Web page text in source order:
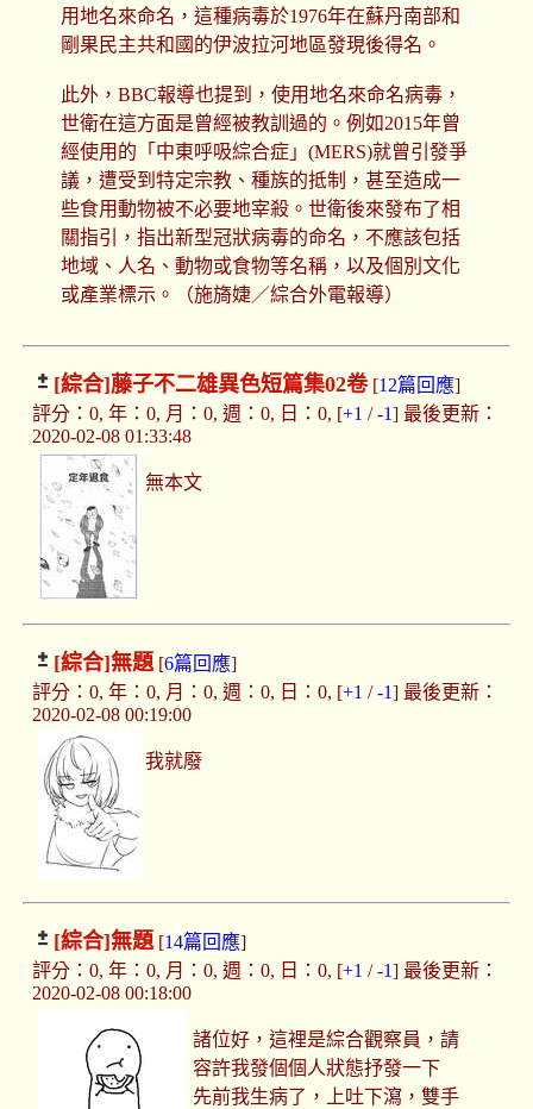
用地名來命名，這種病毒於1976年在蘇丹南部和
剛果民主共和國的伊波拉河地區發現後得名。
此外，BBC報導也提到，使用地名來命名病毒，
世衛在這方面是曾經被教訓過的。例如2015年曾
經使用的「中東呼吸綜合症」(MERS)就曾引發爭
議，遭受到特定宗教、種族的抵制，甚至造成一
些食用動物被不必要地宰殺。世衛後來發布了相
關指引，指出新型冠狀病毒的命名，不應該包括
地域、人名、動物或食物等名稱，以及個別文化
或產業標示。（施旖婕／綜合外電報導）
[綜合]藤子不二雄異色短篇集02卷[12篇回應]
評分：0, 年：0, 月：0, 週：0, 日：0, [+1 /-1] 最後更新：
2020-02-08 01:33:48
無本文
[綜合]無題[6篇回應]
評分：0, 年：0, 月：0, 週：0, 日：0, [+1 /-1] 最後更新：
2020-02-08 00:19:00
我就廢
[綜合]無題[14篇回應]
評分：0, 年：0, 月：0, 週：0, 日：0, [+1 /-1] 最後更新：
2020-02-08 00:18:00
諸位好，這裡是綜合觀察員，請
容許我發個個人狀態抒發一下
先前我生病了，上吐下瀉，雙手